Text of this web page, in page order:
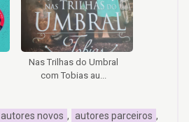
Nas Trilhas do Umbral
com Tobias au...
autores novos , autores parceiros ,